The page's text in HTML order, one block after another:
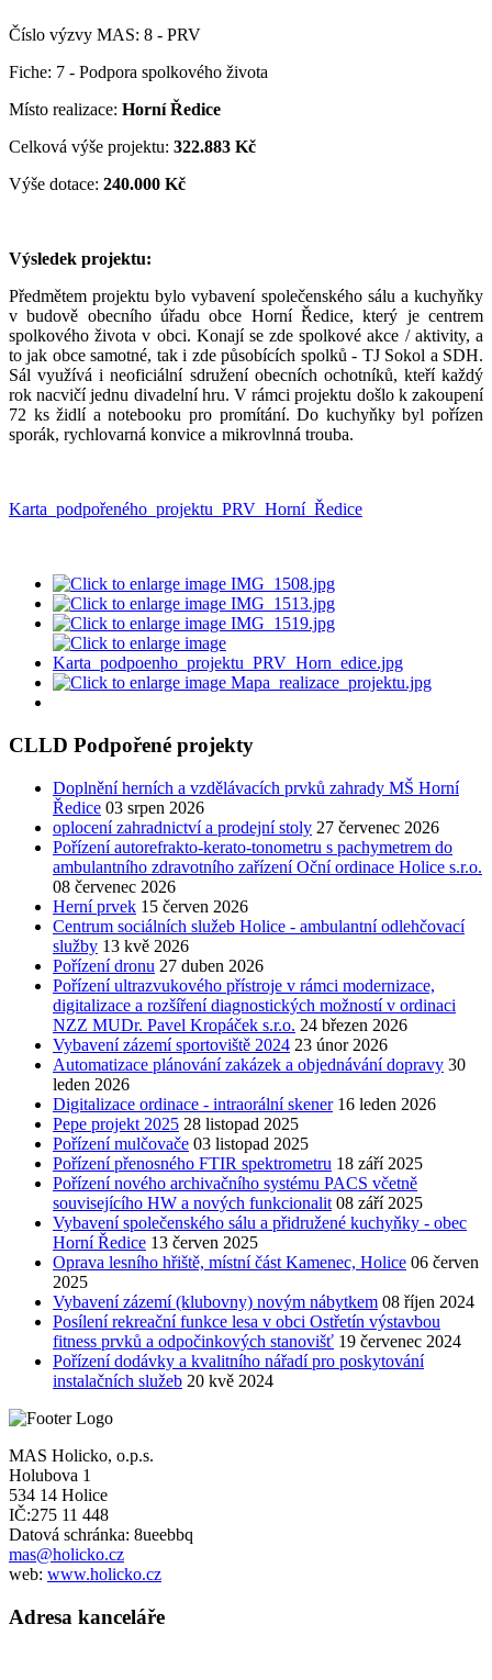
Číslo výzvy MAS: 8 - PRV
Fiche: 7 - Podpora spolkového života
Místo realizace: Horní Ředice
Celková výše projektu: 322.883 Kč
Výše dotace: 240.000 Kč
Výsledek projektu:
Předmětem projektu bylo vybavení společenského sálu a kuchyňky
v budově obecního úřadu obce Horní Ředice, který je centrem
spolkového života v obci. Konají se zde spolkové akce / aktivity, a
to jak obce samotné, tak i zde působících spolků - TJ Sokol a SDH.
Sál využívá i neoficiální sdružení obecních ochotníků, kteří každý
rok nacvičí jednu divadelní hru. V rámci projektu došlo k zakoupení
72 ks židlí a notebooku pro promítání. Do kuchyňky byl pořízen
sporák, rychlovarná konvice a mikrovlnná trouba.
Karta_podpořeného_projektu_PRV_Horní_Ředice
CLLD Podpořené projekty
Doplnění herních a vzdělávacích prvků zahrady MŠ Horní
Ředice 03 srpen 2026
oplocení zahradnictví a prodejní stoly 27 červenec 2026
Pořízení autorefrakto-kerato-tonometru s pachymetrem do
ambulantního zdravotního zařízení Oční ordinace Holice s.r.o.
08 červenec 2026
Herní prvek 15 červen 2026
Centrum sociálních služeb Holice - ambulantní odlehčovací
služby 13 kvě 2026
Pořízení dronu 27 duben 2026
Pořízení ultrazvukového přístroje v rámci modernizace,
digitalizace a rozšíření diagnostických možností v ordinaci
NZZ MUDr. Pavel Kropáček s.r.o. 24 březen 2026
Vybavení zázemí sportoviště 2024 23 únor 2026
Automatizace plánování zakázek a objednávání dopravy 30
leden 2026
Digitalizace ordinace - intraorální skener 16 leden 2026
Pepe projekt 2025 28 listopad 2025
Pořízení mulčovače 03 listopad 2025
Pořízení přenosného FTIR spektrometru 18 září 2025
Pořízení nového archivačního systému PACS včetně
souvisejícího HW a nových funkcionalit 08 září 2025
Vybavení společenského sálu a přidružené kuchyňky - obec
Horní Ředice 13 červen 2025
Oprava lesního hřiště, místní část Kamenec, Holice 06 červen
2025
Vybavení zázemí (klubovny) novým nábytkem 08 říjen 2024
Posílení rekreační funkce lesa v obci Ostřetín výstavbou
fitness prvků a odpočinkových stanovišť 19 červenec 2024
Pořízení dodávky a kvalitního nářadí pro poskytování
instalačních služeb 20 kvě 2024
MAS Holicko, o.p.s.
Holubova 1
534 14 Holice
IČ:275 11 448
Datová schránka: 8ueebbq
mas@holicko.cz
web: www.holicko.cz
Adresa kanceláře